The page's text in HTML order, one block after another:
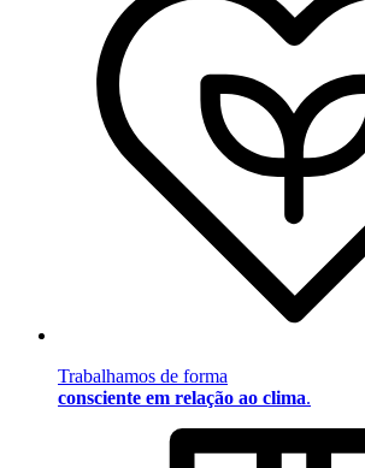
Trabalhamos de forma
consciente em relação ao clima.